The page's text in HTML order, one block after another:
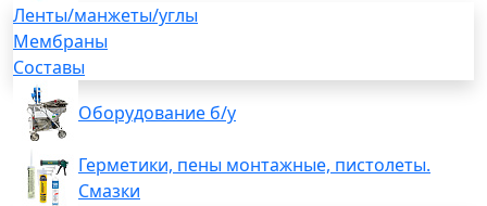
Ленты/манжеты/углы
Мембраны
Составы
Оборудование б/у
Герметики, пены монтажные, пистолеты.
Смазки